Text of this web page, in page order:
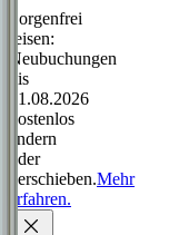
Sorgenfrei
reisen:
Neubuchungen
bis
31.08.2026
kostenlos
ändern
oder
verschieben.Mehr
erfahren.